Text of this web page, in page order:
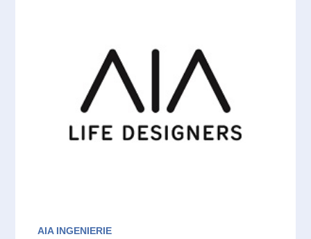
AIA INGENIERIE